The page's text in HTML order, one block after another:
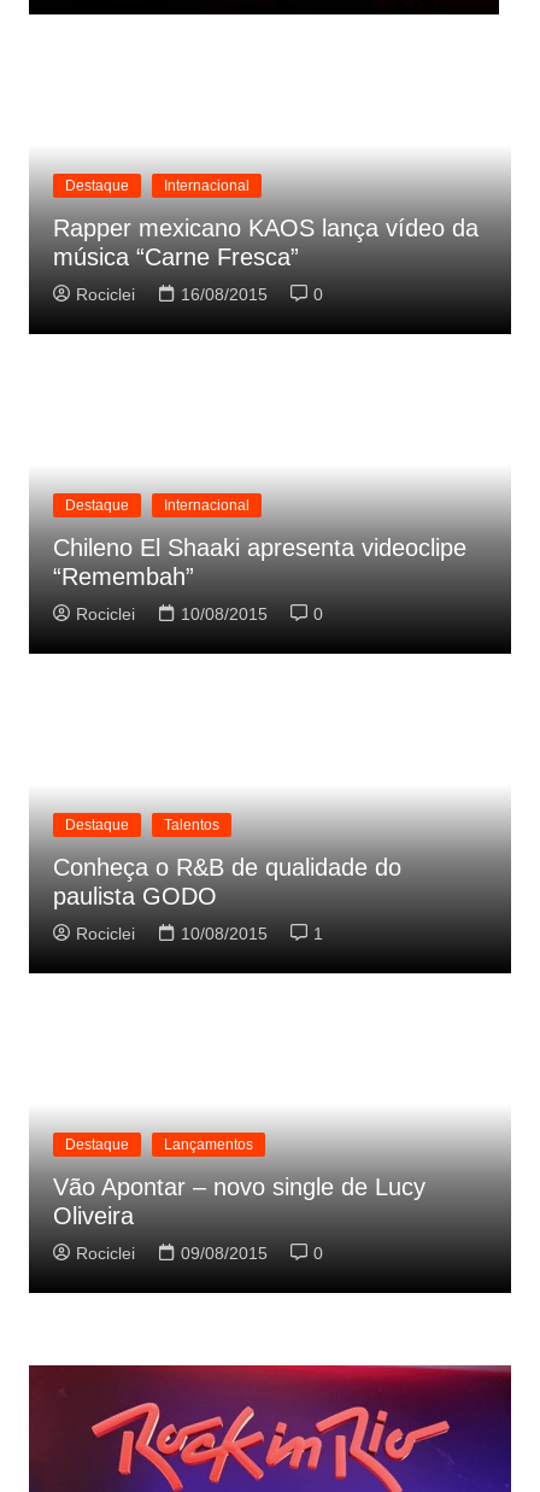
Destaque Internacional
Rapper mexicano KAOS lança vídeo da
música “Carne Fresca”
Rociclei 16/08/2015 0
Destaque Internacional
Chileno El Shaaki apresenta videoclipe
“Remembah”
Rociclei 10/08/2015 0
Destaque Talentos
Conheça o R&B de qualidade do
paulista GODO
Rociclei 10/08/2015 1
Destaque Lançamentos
Vão Apontar – novo single de Lucy
Oliveira
Rociclei 09/08/2015 0